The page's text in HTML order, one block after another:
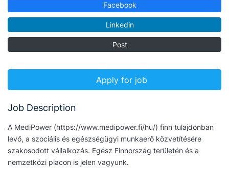
Facebook
Linkedin
Post
Apply for job
Job Description
A MediPower (https://www.medipower.fi/hu/) finn tulajdonban
levő, a szociális és egészségügyi munkaerő közvetítésére
szakosodott vállalkozás. Egész Finnország területén és a
nemzetközi piacon is jelen vagyunk.